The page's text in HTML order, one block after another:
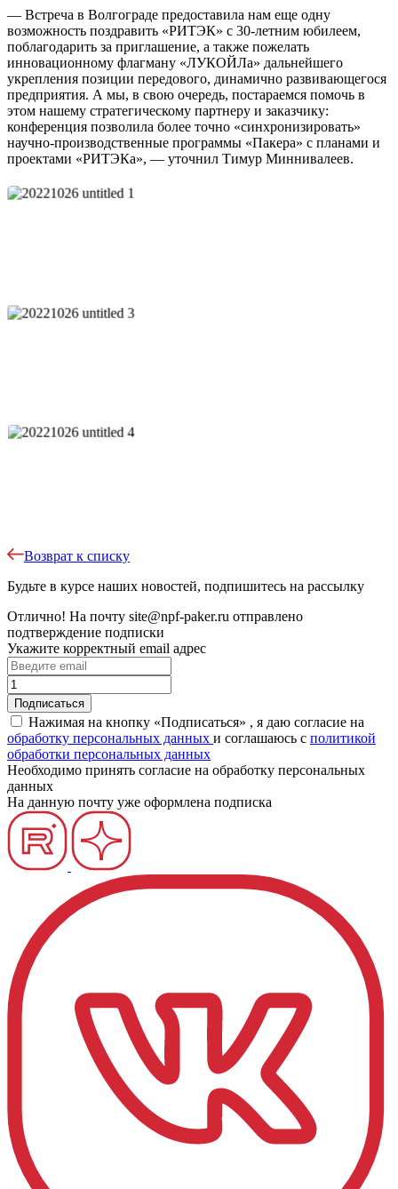
— Встреча в Волгограде предоставила нам еще одну
возможность поздравить «РИТЭК» с 30-летним юбилеем,
поблагодарить за приглашение, а также пожелать
инновационному флагману «ЛУКОЙЛа» дальнейшего
укрепления позиции передового, динамично развивающегося
предприятия. А мы, в свою очередь, постараемся помочь в
этом нашему стратегическому партнеру и заказчику:
конференция позволила более точно «синхронизировать»
научно-производственные программы «Пакера» с планами и
проектами «РИТЭКа», — уточнил Тимур Миннивалеев.
Возврат к списку
Будьте в курсе наших новостей, подпишитесь на рассылку
Отлично! На почту site@npf-paker.ru отправлено
подтверждение подписки
Укажите корректный email адрес
Нажимая на кнопку «Подписаться» , я даю согласие на
обработку персональных данных и соглашаюсь c политикой
обработки персональных данных
Необходимо принять согласие на обработку персональных
данных
На данную почту уже оформлена подписка